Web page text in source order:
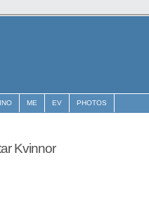
ME EV PHOTOS
Kvinnor